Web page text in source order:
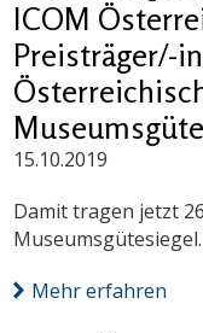
ICOM
Preisträger/-
15.10.2019
Damit tragen jetzt
Museumsgütesiegel.
Mehr erfahren